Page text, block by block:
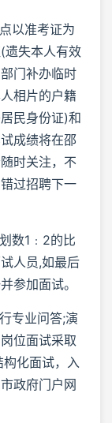
以准考证为
遗失本人有效
门补办临时
相片的户籍
民身份证)和
成绩将在邵
时关注，不
过招聘下一
数1﹕2的比
人员,如最后
参加面试。
专业问答;演
位面试采取
化面试，入
政府门户网